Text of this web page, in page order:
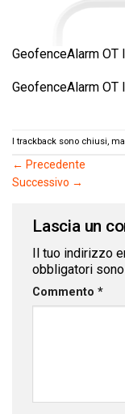
GeofenceAlarm OT
GeofenceAlarm OT
I trackback sono chiusi,
← Precedente
Successivo →
Lascia un
Il tuo indirizzo
obbligatori
Commento *